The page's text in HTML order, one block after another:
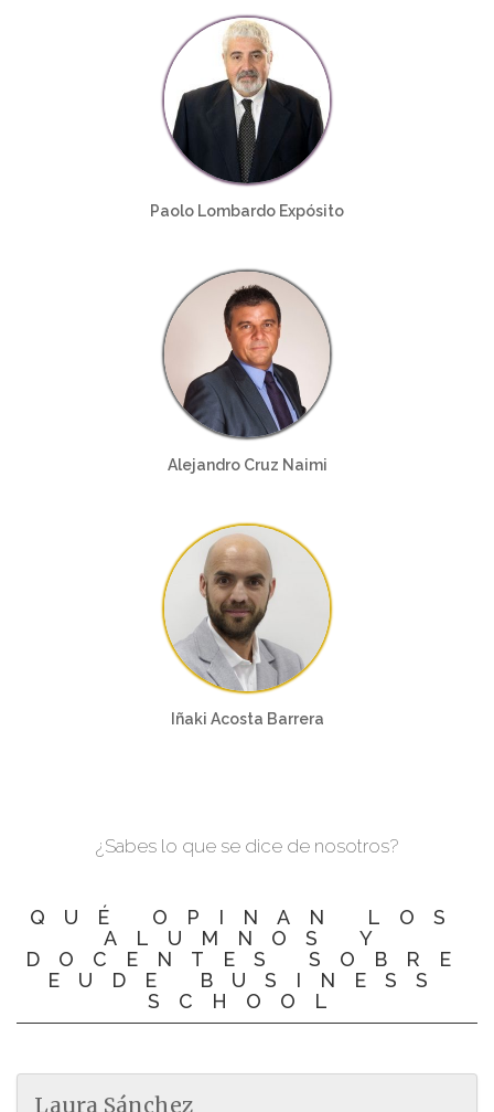
Paolo Lombardo Expósito
Alejandro Cruz Naimi
Iñaki Acosta Barrera
¿Sabes lo que se dice de nosotros?
QUÉ OPINAN LOS
ALUMNOS Y
DOCENTES SOBRE
EUDE BUSINESS
SCHOOL
Laura Sánchez